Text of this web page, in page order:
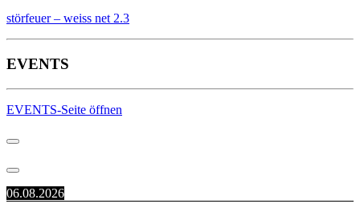
störfeuer – weiss net 2.3
EVENTS
EVENTS-Seite öffnen
06.08.2026